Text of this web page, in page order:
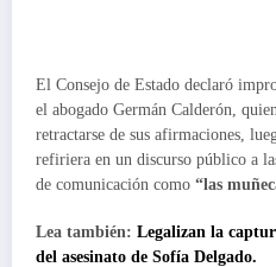
El Consejo de Estado declaró
el abogado Germán Calderón,
retractarse de sus afirmaciones,
refiriera en un discurso público a
de comunicación como “las
Lea también: Legalizan la
del asesinato de Sofía Delgado.